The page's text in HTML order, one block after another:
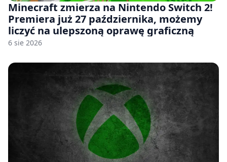
Minecraft zmierza na Nintendo Switch 2!
Premiera już 27 października, możemy
liczyć na ulepszoną oprawę graficzną
6 sie 2026